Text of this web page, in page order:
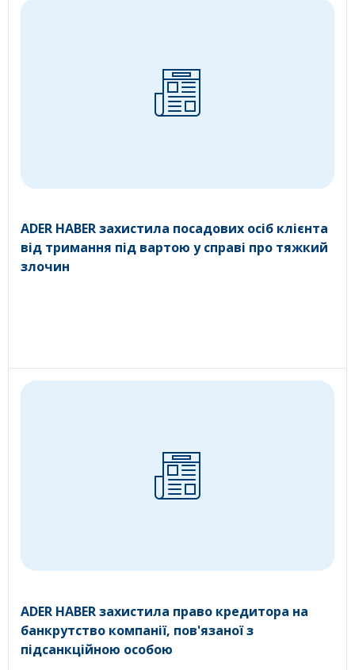
ADER HABER захистила посадових осіб клієнта
від тримання під вартою у справі про тяжкий
злочин
ADER HABER захистила право кредитора на
банкрутство компанії, пов'язаної з
підсанкційною особою